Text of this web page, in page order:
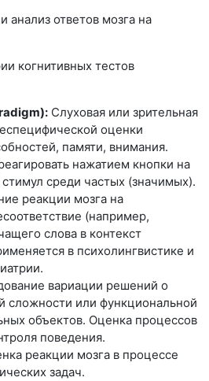
анализ ответов мозга на
когнитивных тестов
Слуховая или зрительная
оценки
памяти, внимания.
нажатием кнопки на
среди частых (значимых).
реакции мозга на
(например,
слова в контекст
в психолингвистике и
вариации решений о
сложности или функциональной
объектов. Оценка процессов
поведения.
реакции мозга в процессе
задач.